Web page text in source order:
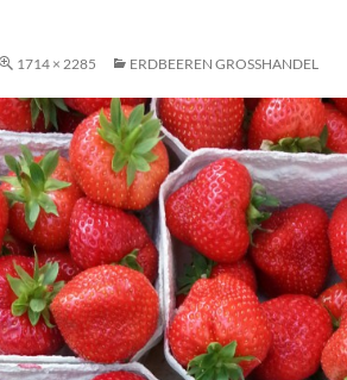
1714 × 2285 ERDBEEREN GROSSHANDEL